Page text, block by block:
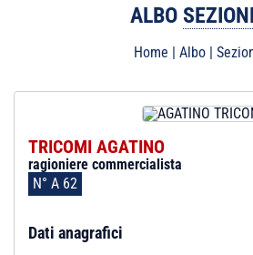
ALBO
Home | Albo|
TRICOMI AGATINO
ragioniere commercialista
N° A 62
Dati anagrafici